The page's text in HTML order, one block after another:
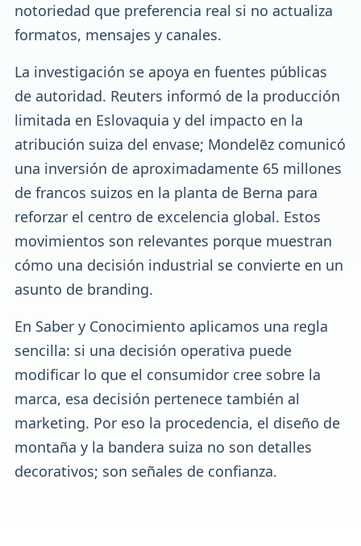
notoriedad que preferencia real si no actualiza
formatos, mensajes y canales.
La investigación se apoya en fuentes públicas
de autoridad. Reuters informó de la producción
limitada en Eslovaquia y del impacto en la
atribución suiza del envase; Mondelēz comunicó
una inversión de aproximadamente 65 millones
de francos suizos en la planta de Berna para
reforzar el centro de excelencia global. Estos
movimientos son relevantes porque muestran
cómo una decisión industrial se convierte en un
asunto de branding.
En Saber y Conocimiento aplicamos una regla
sencilla: si una decisión operativa puede
modificar lo que el consumidor cree sobre la
marca, esa decisión pertenece también al
marketing. Por eso la procedencia, el diseño de
montaña y la bandera suiza no son detalles
decorativos; son señales de confianza.